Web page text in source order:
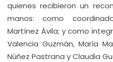
quienes recibieron un
manos: como
Martínez Ávila; y como
Valencia Guzmán, María
Núñez Pastrana y Claudia